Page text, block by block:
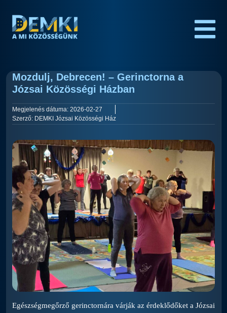
Mozdulj, Debrecen! – Gerinctorna a
Józsai Közösségi Házban
Megjelenés dátuma: 2026-02-27
Szerző: DEMKI Józsai Közösségi Ház
Egészségmegőrző gerinctornára várják az érdeklődőket a Józsai